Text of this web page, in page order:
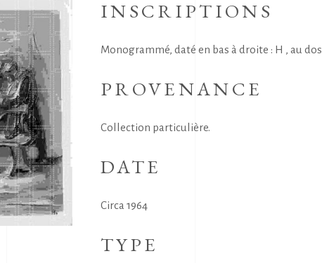
INSCRIPTIONS
Monogrammé, daté en bas à droite : H , au dos
PROVENANCE
Collection particulière.
DATE
Circa 1964
TYPE